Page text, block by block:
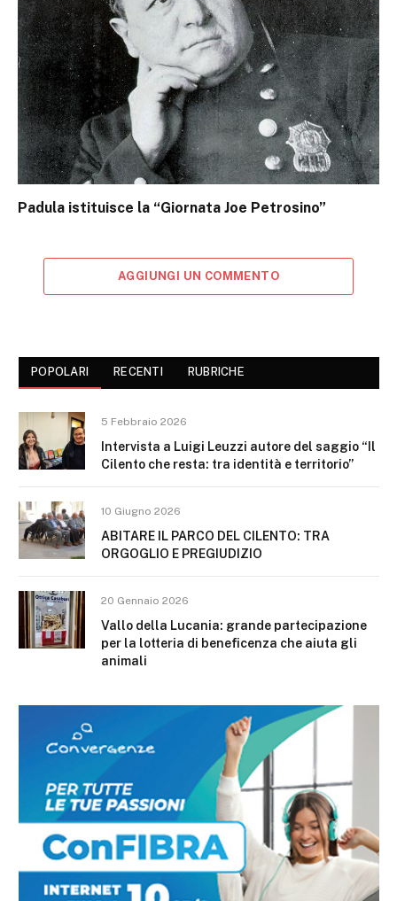
Padula istituisce la “Giornata Joe Petrosino”
AGGIUNGI UN COMMENTO
POPOLARI RECENTI RUBRICHE
5 Febbraio 2026
Intervista a Luigi Leuzzi autore del saggio “Il
Cilento che resta: tra identità e territorio”
10 Giugno 2026
ABITARE IL PARCO DEL CILENTO: TRA
ORGOGLIO E PREGIUDIZIO
20 Gennaio 2026
Vallo della Lucania: grande partecipazione
per la lotteria di beneficenza che aiuta gli
animali